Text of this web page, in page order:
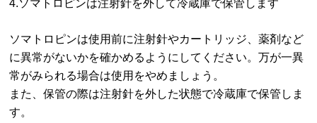
4.ソマトロピンは注射針を外して冷蔵庫で保管します
ソマトロピンは使用前に注射針やカートリッジ、薬剤など
に異常がないかを確かめるようにしてください。万が一異
常がみられる場合は使用をやめましょう。
また、保管の際は注射針を外した状態で冷蔵庫で保管しま
す。